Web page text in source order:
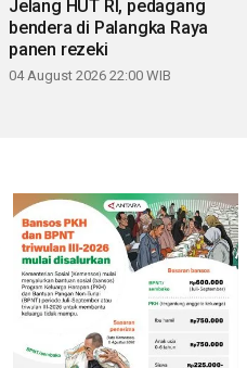
Jelang HUT RI, pedagang
bendera di Palangka Raya
panen rezeki
04 August 2026 22:00 WIB